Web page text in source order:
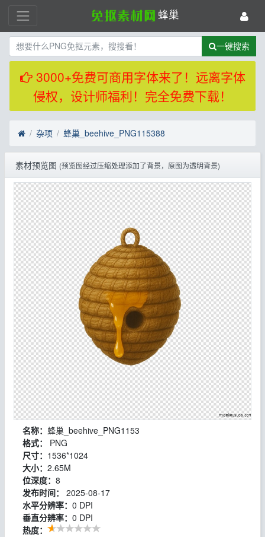
蜂巢
一键搜索
3000+免费可商用字体来了！远离字体
侵权，设计师福利！完全免费下载！
杂项 蜂巢_beehive_PNG115388
素材预览图 (预览图经过压缩处理添加了背景，原图为透明背景)
名称：蜂巢_beehive_PNG1153
格式：
PNG
尺寸： 1536*1024
大小：2.65M
位深度：8
发布时间：
2025-08-17
水平分辨率：0 DPI
垂直分辨率：0 DPI
热度：